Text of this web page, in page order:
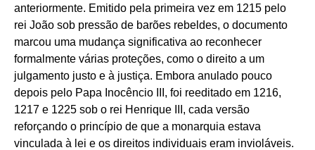
anteriormente. Emitido pela primeira vez em 1215 pelo
rei João sob pressão de barões rebeldes, o documento
marcou uma mudança significativa ao reconhecer
formalmente várias proteções, como o direito a um
julgamento justo e à justiça. Embora anulado pouco
depois pelo Papa Inocêncio III, foi reeditado em 1216,
1217 e 1225 sob o rei Henrique III, cada versão
reforçando o princípio de que a monarquia estava
vinculada à lei e os direitos individuais eram invioláveis.